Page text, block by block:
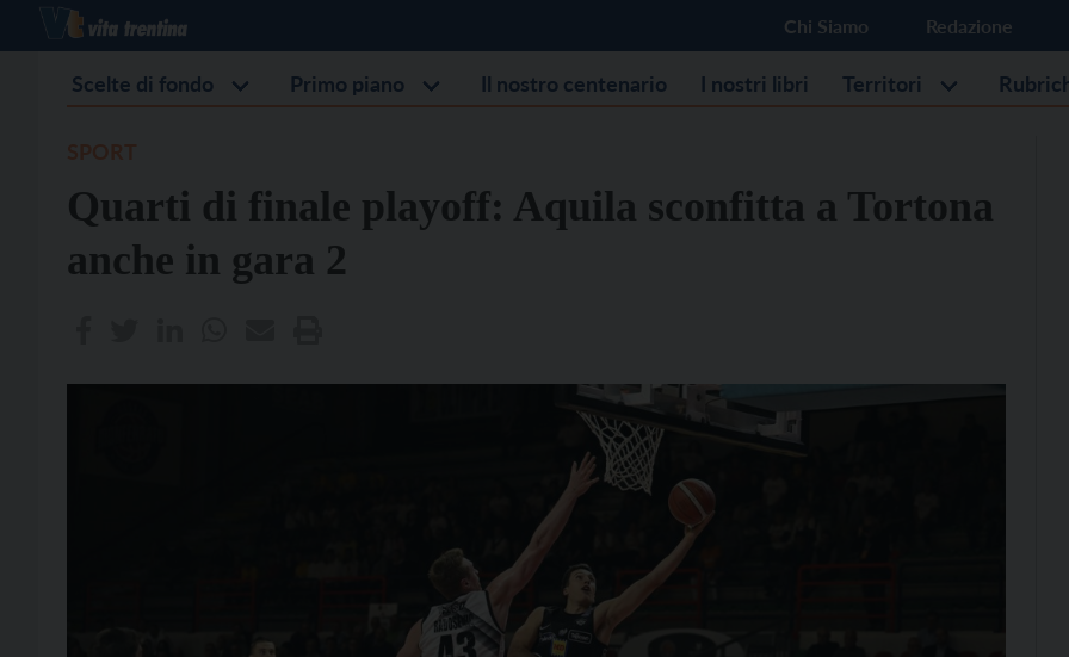
Chi Siamo Redazione
Scelte di fondo Primo piano Il nostro centenario I nostri libri Territori
Quarti di finale playoff: Aquila sconfitta a Tortona
anche in gara 2